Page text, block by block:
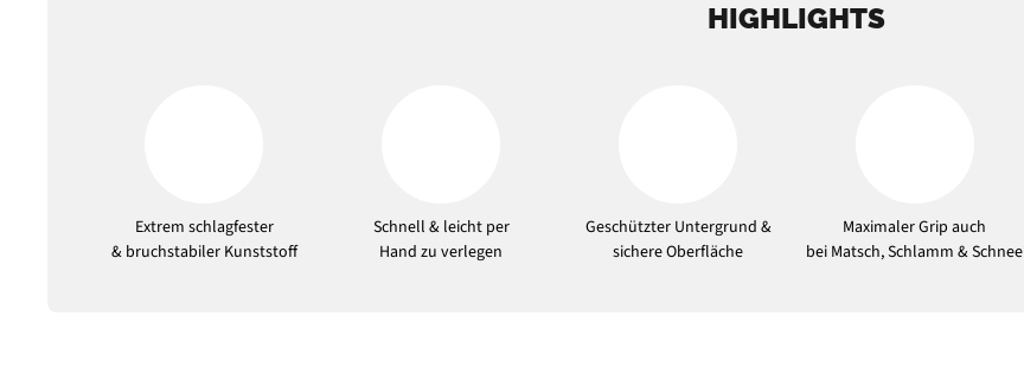
HIGHLIGHTS
Extrem schlagfester
& bruchstabiler Kunststoff
Schnell & leicht per
Hand zu verlegen
Geschützter Untergrund &
sichere Oberfläche
Maximaler Grip auch
bei Matsch, Schlamm & Schnee